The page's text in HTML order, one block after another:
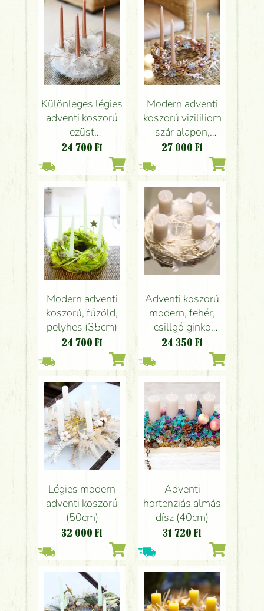
Különleges légies
adventi koszorú
ezüst
angyalhajból,
bronz ágakkal,
kagyló lapokkal
(35cm)
24 700 Ft
Modern adventi
koszorú vizililiom
szár alapon,
pasztell színekkel
27 000 Ft
Modern adventi
koszorú, fűzöld,
pelyhes (35cm)
24 700 Ft
Adventi koszorú
modern, fehér,
csillgó ginko
levelekkel (21cm)
24 350 Ft
Légies modern
adventi koszorú
(50cm)
32 000 Ft
Adventi
hortenziás almás
dísz (40cm)
31 720 Ft